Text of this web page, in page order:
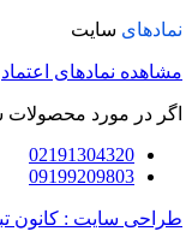
نمادهای سایت
مشاهده نمادهای اعتماد
اگر در مورد محصولات
02191304320
09199209803
طراحی سایت : کانون